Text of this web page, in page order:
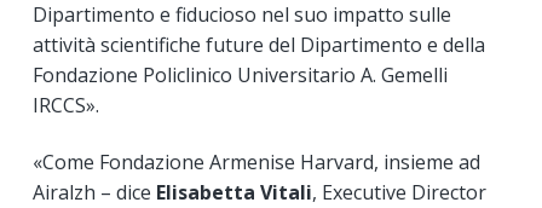
Dipartimento e fiducioso nel suo impatto sulle
attività scientifiche future del Dipartimento e della
Fondazione Policlinico Universitario A. Gemelli
IRCCS».
«Come Fondazione Armenise Harvard, insieme ad
Airalzh – dice Elisabetta Vitali, Executive Director